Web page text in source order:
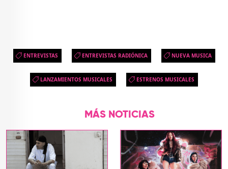
ENTREVISTAS ENTREVISTAS RADIÓNICA NUEVA MUSICA
LANZAMIENTOS MUSICALES ESTRENOS MUSICALES
MÁS NOTICIAS